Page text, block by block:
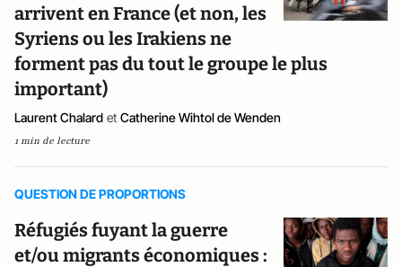
arrivent en France (et non, les
Syriens ou les Irakiens ne
forment pas du tout le groupe le plus
important)
Laurent Chalard et Catherine Wihtol de Wenden
1 min de lecture
QUESTION DE PROPORTIONS
Réfugiés fuyant la guerre
et/ou migrants économiques :